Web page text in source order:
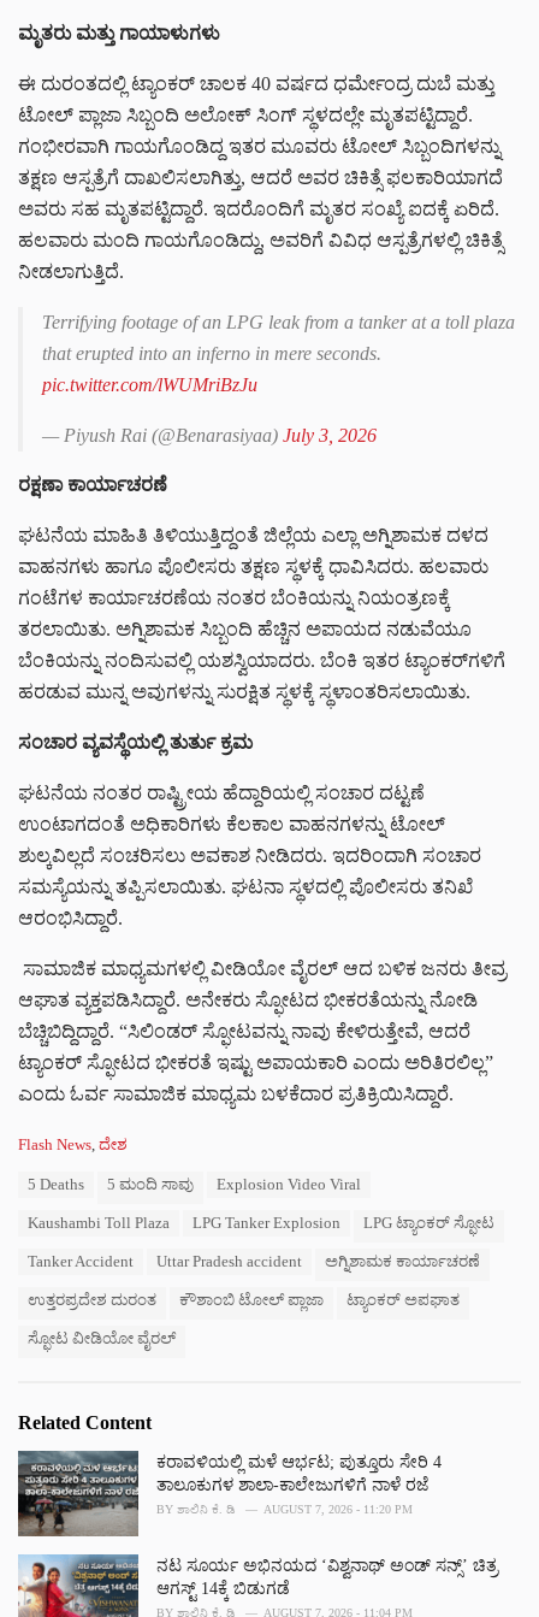
ಮೃತರು ಮತ್ತು ಗಾಯಾಳುಗಳು
ಈ ದುರಂತದಲ್ಲಿ ಟ್ಯಾಂಕರ್ ಚಾಲಕ 40 ವರ್ಷದ ಧರ್ಮೇಂದ್ರ ದುಬೆ ಮತ್ತು
ಟೋಲ್ ಪ್ಲಾಜಾ ಸಿಬ್ಬಂದಿ ಅಲೋಕ್ ಸಿಂಗ್ ಸ್ಥಳದಲ್ಲೇ ಮೃತಪಟ್ಟಿದ್ದಾರೆ.
ಗಂಭೀರವಾಗಿ ಗಾಯಗೊಂಡಿದ್ದ ಇತರ ಮೂವರು ಟೋಲ್ ಸಿಬ್ಬಂದಿಗಳನ್ನು
ತಕ್ಷಣ ಆಸ್ಪತ್ರೆಗೆ ದಾಖಲಿಸಲಾಗಿತ್ತು, ಆದರೆ ಅವರ ಚಿಕಿತ್ಸೆ ಫಲಕಾರಿಯಾಗದೆ
ಅವರು ಸಹ ಮೃತಪಟ್ಟಿದ್ದಾರೆ. ಇದರೊಂದಿಗೆ ಮೃತರ ಸಂಖ್ಯೆ ಐದಕ್ಕೆ ಏರಿದೆ.
ಹಲವಾರು ಮಂದಿ ಗಾಯಗೊಂಡಿದ್ದು, ಅವರಿಗೆ ವಿವಿಧ ಆಸ್ಪತ್ರೆಗಳಲ್ಲಿ ಚಿಕಿತ್ಸೆ
ನೀಡಲಾಗುತ್ತಿದೆ.
Terrifying footage of an LPG leak from a tanker at a toll plaza
that erupted into an inferno in mere seconds.
pic.twitter.com/lWUMriBzJu
— Piyush Rai (@Benarasiyaa) July 3, 2026
ರಕ್ಷಣಾ ಕಾರ್ಯಾಚರಣೆ
ಘಟನೆಯ ಮಾಹಿತಿ ತಿಳಿಯುತ್ತಿದ್ದಂತೆ ಜಿಲ್ಲೆಯ ಎಲ್ಲಾ ಅಗ್ನಿಶಾಮಕ ದಳದ
ವಾಹನಗಳು ಹಾಗೂ ಪೊಲೀಸರು ತಕ್ಷಣ ಸ್ಥಳಕ್ಕೆ ಧಾವಿಸಿದರು. ಹಲವಾರು
ಗಂಟೆಗಳ ಕಾರ್ಯಾಚರಣೆಯ ನಂತರ ಬೆಂಕಿಯನ್ನು ನಿಯಂತ್ರಣಕ್ಕೆ
ತರಲಾಯಿತು. ಅಗ್ನಿಶಾಮಕ ಸಿಬ್ಬಂದಿ ಹೆಚ್ಚಿನ ಅಪಾಯದ ನಡುವೆಯೂ
ಬೆಂಕಿಯನ್ನು ನಂದಿಸುವಲ್ಲಿ ಯಶಸ್ವಿಯಾದರು. ಬೆಂಕಿ ಇತರ ಟ್ಯಾಂಕರ್‌ಗಳಿಗೆ
ಹರಡುವ ಮುನ್ನ ಅವುಗಳನ್ನು ಸುರಕ್ಷಿತ ಸ್ಥಳಕ್ಕೆ ಸ್ಥಳಾಂತರಿಸಲಾಯಿತು.
ಸಂಚಾರ ವ್ಯವಸ್ಥೆಯಲ್ಲಿ ತುರ್ತು ಕ್ರಮ
ಘಟನೆಯ ನಂತರ ರಾಷ್ಟ್ರೀಯ ಹೆದ್ದಾರಿಯಲ್ಲಿ ಸಂಚಾರ ದಟ್ಟಣೆ
ಉಂಟಾಗದಂತೆ ಅಧಿಕಾರಿಗಳು ಕೆಲಕಾಲ ವಾಹನಗಳನ್ನು ಟೋಲ್
ಶುಲ್ಕವಿಲ್ಲದೆ ಸಂಚರಿಸಲು ಅವಕಾಶ ನೀಡಿದರು. ಇದರಿಂದಾಗಿ ಸಂಚಾರ
ಸಮಸ್ಯೆಯನ್ನು ತಪ್ಪಿಸಲಾಯಿತು. ಘಟನಾ ಸ್ಥಳದಲ್ಲಿ ಪೊಲೀಸರು ತನಿಖೆ
ಆರಂಭಿಸಿದ್ದಾರೆ.
ಸಾಮಾಜಿಕ ಮಾಧ್ಯಮಗಳಲ್ಲಿ ವೀಡಿಯೋ ವೈರಲ್ ಆದ ಬಳಿಕ ಜನರು ತೀವ್ರ
ಆಘಾತ ವ್ಯಕ್ತಪಡಿಸಿದ್ದಾರೆ. ಅನೇಕರು ಸ್ಫೋಟದ ಭೀಕರತೆಯನ್ನು ನೋಡಿ
ಬೆಚ್ಚಿಬಿದ್ದಿದ್ದಾರೆ. “ಸಿಲಿಂಡರ್ ಸ್ಫೋಟವನ್ನು ನಾವು ಕೇಳಿರುತ್ತೇವೆ, ಆದರೆ
ಟ್ಯಾಂಕರ್ ಸ್ಫೋಟದ ಭೀಕರತೆ ಇಷ್ಟು ಅಪಾಯಕಾರಿ ಎಂದು ಅರಿತಿರಲಿಲ್ಲ”
ಎಂದು ಓರ್ವ ಸಾಮಾಜಿಕ ಮಾಧ್ಯಮ ಬಳಕೆದಾರ ಪ್ರತಿಕ್ರಿಯಿಸಿದ್ದಾರೆ.
C
Flash News ದೇಶ
5 Deaths 5 ಮಂದಿ ಸಾವು Explosion Video Viral
Kaushambi Toll Plaza LPG Tanker Explosion LPG ಟ್ಯಾಂಕರ್ ಸ್ಫೋಟ
Tanker Accident Uttar Pradesh accident ಅಗ್ನಿಶಾಮಕ ಕಾರ್ಯಾಚರಣೆ
ಉತ್ತರಪ್ರದೇಶ ದುರಂತ ಕೌಶಾಂಬಿ ಟೋಲ್ ಪ್ಲಾಜಾ ಟ್ಯಾಂಕರ್ ಅಪಘಾತ
ಸ್ಫೋಟ ವೀಡಿಯೋ ವೈರಲ್
Related Content
ಕರಾವಳಿಯಲ್ಲಿ ಮಳೆ ಆರ್ಭಟ; ಪುತ್ತೂರು ಸೇರಿ 4
ತಾಲೂಕುಗಳ ಶಾಲಾ-ಕಾಲೇಜುಗಳಿಗೆ ನಾಳೆ ರಜೆ
BY ಶಾಲಿನಿ ಕೆ. ಡಿ AUGUST 7, 2026 - 11:20 PM
ನಟ ಸೂರ್ಯ ಅಭಿನಯದ ‘ವಿಶ್ವನಾಥ್ ಅಂಡ್ ಸನ್ಸ್’ ಚಿತ್ರ
ಆಗಸ್ಟ್ 14ಕ್ಕೆ ಬಿಡುಗಡೆ
BY ಶಾಲಿನಿ ಕೆ. ಡಿ AUGUST 7, 2026 - 11:04 PM